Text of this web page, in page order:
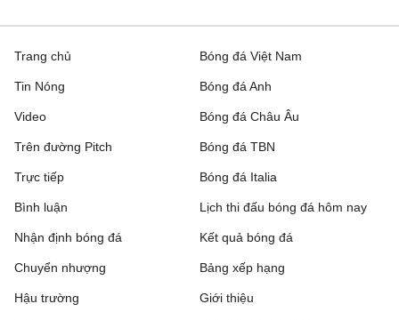
Bristol Rovers 21:00 Peterborough United
Burnley 21:00 Notts County
21:00 Blackburn Rovers
Crewe Alexandra 21:00
Derby County 21:00
Trang chủ
Tin Nóng
Video
Trên đường Pitch
Trực tiếp
Bóng đá Việt Nam
Bóng đá Anh
Bóng đá Châu Âu
Bóng đá TBN
Bóng đá Italia
Bình luận
Nhận định bóng đá
Chuyển nhượng
Hậu trường
Lịch thi đấu bóng đá hôm nay
Kết quả bóng đá
Bảng xếp hạng
Giới thiệu